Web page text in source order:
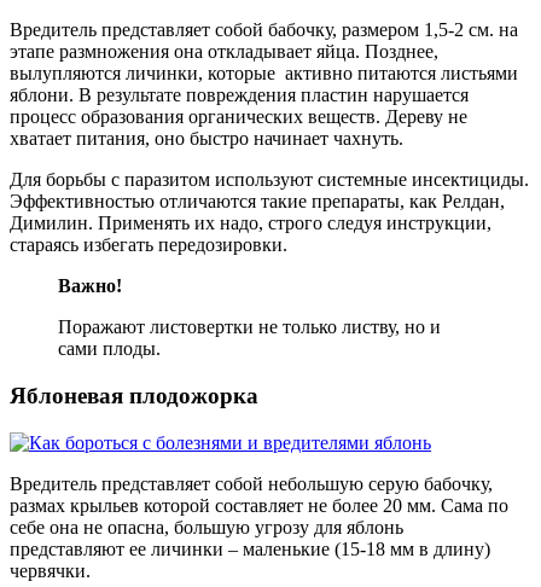
Вредитель представляет собой бабочку, размером 1,5-2 см. на
этапе размножения она откладывает яйца. Позднее,
вылупляются личинки, которые активно питаются листьями
яблони. В результате повреждения пластин нарушается
процесс образования органических веществ. Дереву не
хватает питания, оно быстро начинает чахнуть.
Для борьбы с паразитом используют системные инсектициды.
Эффективностью отличаются такие препараты, как Релдан,
Димилин. Применять их надо, строго следуя инструкции,
стараясь избегать передозировки.
Важно!
Поражают листовертки не только листву, но и
сами плоды.
Яблоневая плодожорка
Вредитель представляет собой небольшую серую бабочку,
размах крыльев которой составляет не более 20 мм. Сама по
себе она не опасна, большую угрозу для яблонь
представляют ее личинки – маленькие (15-18 мм в длину)
червячки.